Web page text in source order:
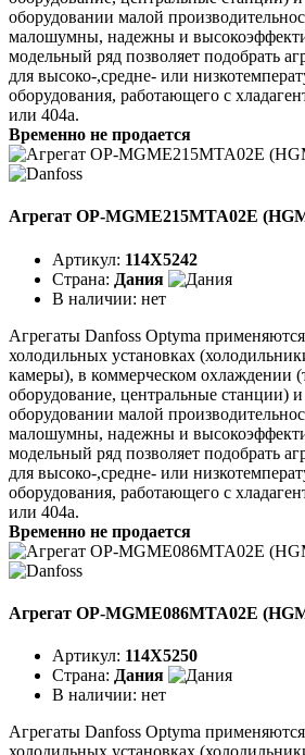
оборудовании малой
малошумны, надежны и
модельный ряд позволяет подобрать
для высоко-,средне- или
оборудования, работающего с
или 404a.
Временно не продается
Агрегат OP-MGME215MTA02E
Артикул: 114X5242
Страна: Дания
В наличии: нет
Агрегаты Danfoss Optyma
холодильных установках
камеры), в коммерческом охлаждении
оборудование, центральные станции)
оборудовании малой
малошумны, надежны и
модельный ряд позволяет подобрать
для высоко-,средне- или
оборудования, работающего с
или 404a.
Временно не продается
Агрегат OP-MGME086MTA02E
Артикул: 114X5250
Страна: Дания
В наличии: нет
Агрегаты Danfoss Optyma
холодильных установках